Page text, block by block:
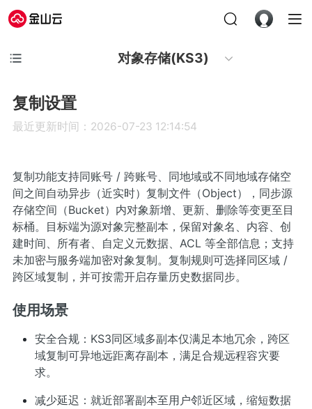
对象存储(KS3)
复制设置
最近更新时间：2026-07-23 12:14:54
复制功能支持同账号 / 跨账号、同地域或不同地域存储空
间之间自动异步（近实时）复制文件（Object），同步源
存储空间（Bucket）内对象新增、更新、删除等变更至目
标桶。目标端为源对象完整副本，保留对象名、内容、创
建时间、所有者、自定义元数据、ACL 等全部信息；支持
未加密与服务端加密对象复制。复制规则可选择同区域 /
跨区域复制，并可按需开启存量历史数据同步。
使用场景
安全合规：KS3同区域多副本仅满足本地冗余，跨区
域复制可异地远距离存副本，满足合规远程容灾要
求。
减少延迟：就近部署副本至用户邻近区域，缩短数据